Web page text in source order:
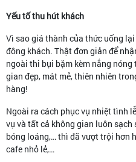
Yếu tố thu hút khách
Vì sao giá thành của thức uống
đông khách. Thật đơn giản để
ngoài thi bụi bặm kèm nắng
gian đẹp, mát mẻ, thiên nhiên
hàng!
Ngoài ra cách phục vụ nhiệt tình
vụ và tất cả không gian luôn sạch
bóng loáng,… thì đã vượt trội hơn
cafe nhỏ lẻ,…